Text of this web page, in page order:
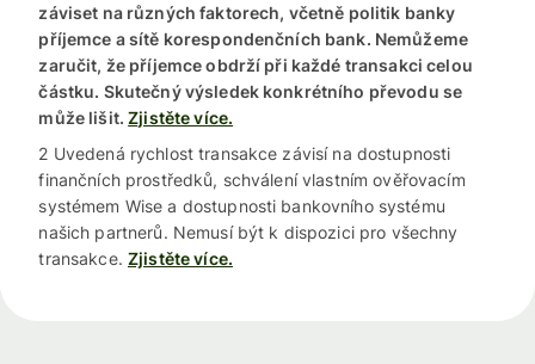
záviset na různých faktorech, včetně politik banky
příjemce a sítě korespondenčních bank. Nemůžeme
zaručit, že příjemce obdrží při každé transakci celou
částku. Skutečný výsledek konkrétního převodu se
může lišit. Zjistěte více.
2 Uvedená rychlost transakce závisí na dostupnosti
finančních prostředků, schválení vlastním ověřovacím
systémem Wise a dostupnosti bankovního systému
našich partnerů. Nemusí být k dispozici pro všechny
transakce. Zjistěte více.